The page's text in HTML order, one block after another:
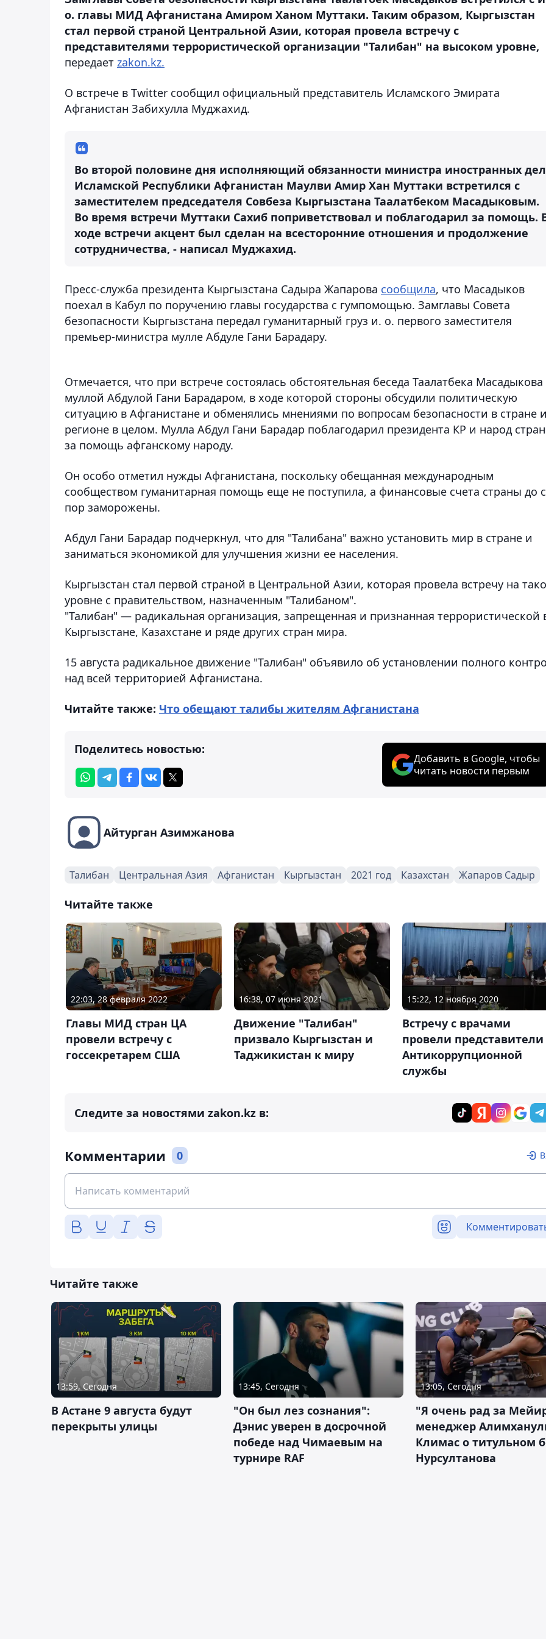
о. главы МИД Афганистана Амиром Ханом Муттаки. Таким образом, Кыргызстан
стал первой страной Центральной Азии, которая провела встречу с
представителями террористической организации "Талибан" на высоком уровне,
передает zakon.kz.
О встрече в Twitter сообщил официальный представитель Исламского Эмирата
Афганистан Забихулла Муджахид.
Во второй половине дня исполняющий обязанности министра иностранных дел
Исламской Республики Афганистан Маулви Амир Хан Муттаки встретился с
заместителем председателя Совбеза Кыргызстана Таалатбеком Масадыковым.
Во время встречи Муттаки Сахиб поприветствовал и поблагодарил за помощь.
ходе встречи акцент был сделан на всесторонние отношения и продолжение
сотрудничества, - написал Муджахид.
Пресс-служба президента Кыргызстана Садыра Жапарова сообщила, что Масадыков
поехал в Кабул по поручению главы государства с гумпомощью. Замглавы Совета
безопасности Кыргызстана передал гуманитарный груз и. о. первого заместителя
премьер-министра мулле Абдуле Гани Барадару.
Отмечается, что при встрече состоялась обстоятельная беседа Таалатбека Масадыкова
муллой Абдулой Гани Барадаром, в ходе которой стороны обсудили политическую
ситуацию в Афганистане и обменялись мнениями по вопросам безопасности в стране и
регионе в целом. Мулла Абдул Гани Барадар поблагодарил президента КР и народ
за помощь афганскому народу.
Он особо отметил нужды Афганистана, поскольку обещанная международным
сообществом гуманитарная помощь еще не поступила, а финансовые счета страны до
пор заморожены.
Абдул Гани Барадар подчеркнул, что для "Талибана" важно установить мир в стране и
заниматься экономикой для улучшения жизни ее населения.
Кыргызстан стал первой страной в Центральной Азии, которая провела встречу на
уровне с правительством, назначенным "Талибаном".
"Талибан" — радикальная организация, запрещенная и признанная террористической
Кыргызстане, Казахстане и ряде других стран мира.
15 августа радикальное движение "Талибан" объявило об установлении полного
над всей территорией Афганистана.
Читайте также: Что обещают талибы жителям Афганистана
Поделитесь новостью:
Добавить в Google, чтобы
читать новости первым
Айтурган Азимжанова
Талибан Центральная Азия Афганистан Кыргызстан 2021 год Казахстан Жапаров Садыр
Читайте также
22:03, 28 февраля 2022
Главы МИД стран ЦА
провели встречу с
госсекретарем США
16:38, 07 июня 2021
Движение "Талибан"
призвало Кыргызстан и
Таджикистан к миру
15:22, 12 ноября 2020
Встречу с врачами
провели представители
Антикоррупционной
службы
Следите за новостями zakon.kz в:
Комментарии 0
Читайте также
13:59, Сегодня
В Астане 9 августа будут
перекрыты улицы
13:45, Сегодня
"Он был лез сознания":
Дэнис уверен в досрочной
победе над Чимаевым на
турнире RAF
13:05, Сегодня
"Я очень рад за
менеджер
Климас о титульном
Нурсултанова